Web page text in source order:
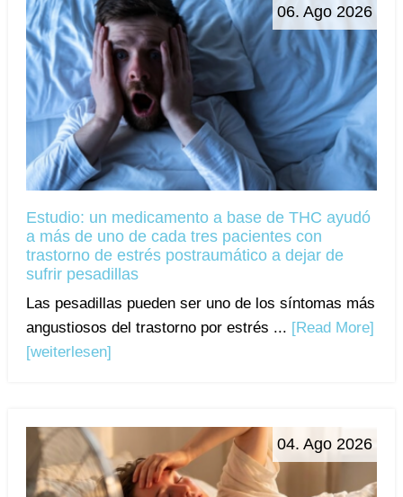
06. Ago 2026
Estudio: un medicamento a base de THC ayudó
a más de uno de cada tres pacientes con
trastorno de estrés postraumático a dejar de
sufrir pesadillas
Las pesadillas pueden ser uno de los síntomas más
angustiosos del trastorno por estrés ... [Read More]
[weiterlesen]
04. Ago 2026